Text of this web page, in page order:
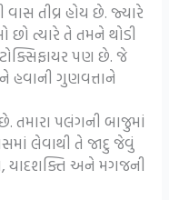
તીવ્ર હોય છે. જ્યારે
છો ત્યારે તે તમને થોડી
પણ છે. જે
હવાની ગુણવત્તાને
તમારા પલંગની બાજુમાં
લેવાથી તે જાદુ જેવું
યાદશક્તિ અને મગજની